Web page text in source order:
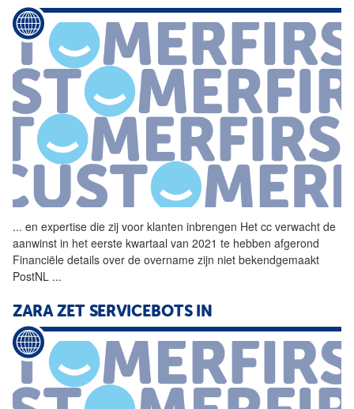
... en expertise die zij voor klanten inbrengen Het cc verwacht de
aanwinst in het eerste kwartaal van 2021 te hebben afgerond
Financiële details over de overname zijn niet bekendgemaakt
PostNL ...
ZARA ZET SERVICEBOTS IN